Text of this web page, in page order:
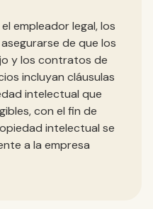
empleador legal, los
de que los
y los contratos de
incluyan cláusulas
intelectual que
con el fin de
intelectual se
a la empresa